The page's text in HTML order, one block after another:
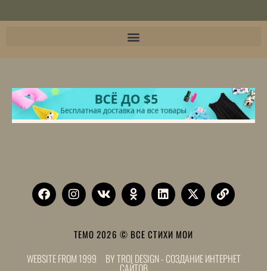
TEMO 2026 © ВСЕ СТИХИ МОИ
WEBSITE FROM 1999 BYTROI DESIGN- СОЗДАНИЕ ИНТЕРНЕТ
САЙТОВ